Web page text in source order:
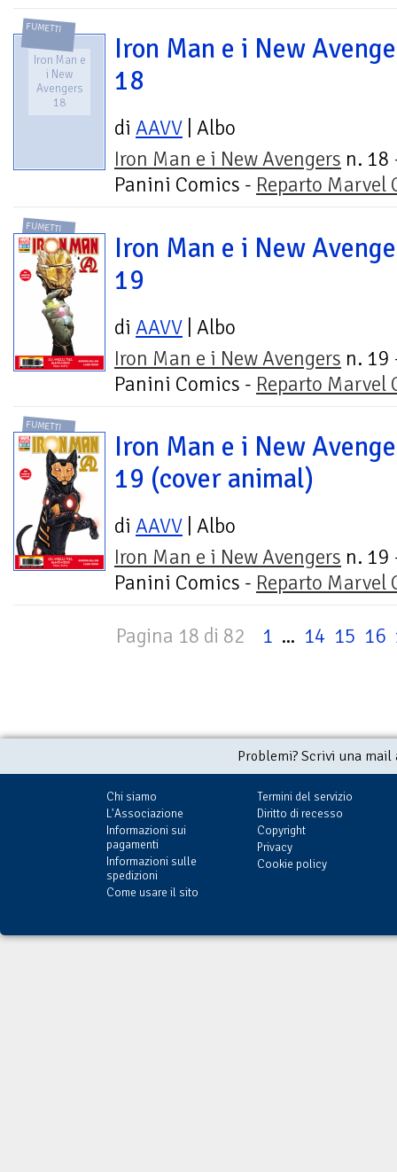
FUMETTI
Iron Man e
i New
Avengers
18
Iron Man e i New
18
di AAVV | Albo
Iron Man e i New Avengers n. 18
Panini Comics - Reparto Marvel
FUMETTI
Iron Man e i New
19
di AAVV | Albo
Iron Man e i New Avengers n. 19
Panini Comics - Reparto Marvel
FUMETTI
Iron Man e i New
19 (cover animal)
di AAVV | Albo
Iron Man e i New Avengers n. 19
Panini Comics - Reparto Marvel
Pagina 18 di 82 1 ... 14 15 16
Problemi? Scrivi una
Chi siamo
L'Associazione
Informazioni sui
pagamenti
Informazioni sulle
spedizioni
Come usare il sito
Termini del servizio
Diritto di recesso
Copyright
Privacy
Cookie policy